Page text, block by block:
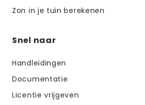
Zon in je tuin berekenen
Snel naar
Handleidingen
Documentatie
Licentie vrijgeven